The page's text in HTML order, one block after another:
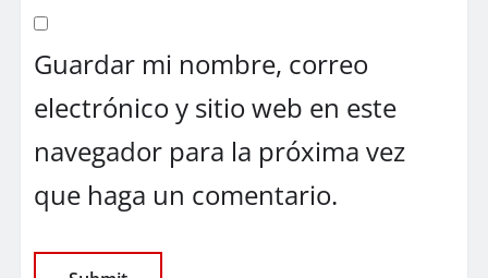
Guardar mi nombre, correo
electrónico y sitio web en este
navegador para la próxima vez
que haga un comentario.